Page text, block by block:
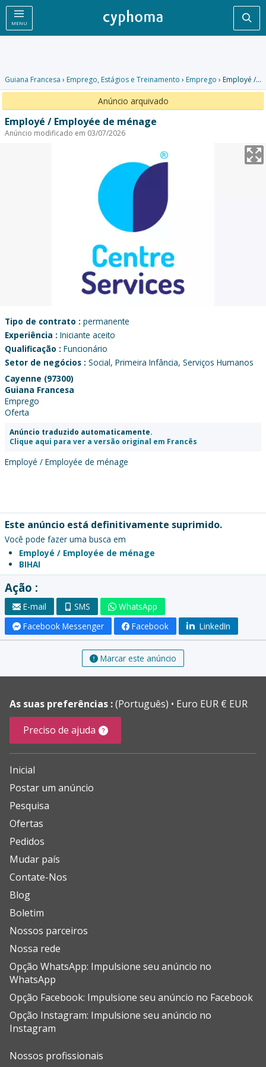
MENU
Guiana Francesa › Emprego, Estágios e Treinamento › Emprego › Employé / Employée de ménage
Anúncio arquivado
Employé / Employée de ménage
Anúncio modificado em 03/07/2026
Tipo de contrato : permanente
Experiência : Iniciante aceito
Qualificação : Funcionário
Setor de negócios : Social, Primeira Infância, Serviços Humanos
Cayenne (97300)
Guiana Francesa
Emprego
Oferta
Anúncio traduzido automaticamente.
Clique aqui para ver a versão original em Francês
Employé / Employée de ménage
Este anúncio está definitivamente suprimido.
Você pode fazer uma busca em
Employé / Employée de ménage
BIHAI
Ação :
E-mail SMS
WhatsApp
Facebook Messenger
Facebook LinkedIn
Marcar este anúncio
As suas preferências :(Português)
Euro EUR € EUR
Preciso de ajuda
Inicial
Postar um anúncio
Pesquisa
Ofertas
Pedidos
Mudar país
Contate-Nos
Blog
Boletim
Nossos parceiros
Nossa rede
Opção WhatsApp: Impulsione seu anúncio no
WhatsApp
Opção Facebook: Impulsione seu anúncio no Facebook
Opção Instagram: Impulsione seu anúncio no
Instagram
Nossos profissionais